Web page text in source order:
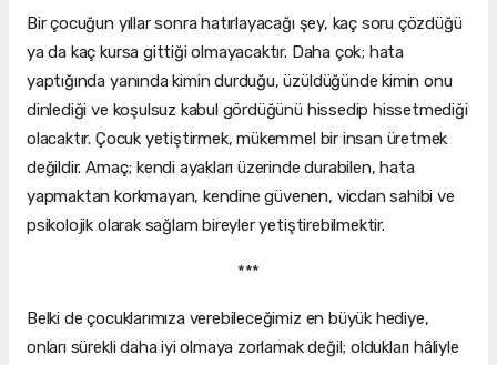
Bir çocuğun yıllar sonra hatırlayacağı şey, kaç soru çözdüğü
ya da kaç kursa gittiği olmayacaktır. Daha çok; hata
yaptığında yanında kimin durduğu, üzüldüğünde kimin onu
dinlediği ve koşulsuz kabul gördüğünü hissedip hissetmediği
olacaktır. Çocuk yetiştirmek, mükemmel bir insan üretmek
değildir. Amaç; kendi ayakları üzerinde durabilen, hata
yapmaktan korkmayan, kendine güvenen, vicdan sahibi ve
psikolojik olarak sağlam bireyler yetiştirebilmektir.
***
Belki de çocuklarımıza verebileceğimiz en büyük hediye,
onları sürekli daha iyi olmaya zorlamak değil; oldukları hâliyle